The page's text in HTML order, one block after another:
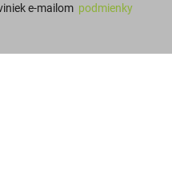
e-mailom podmienky